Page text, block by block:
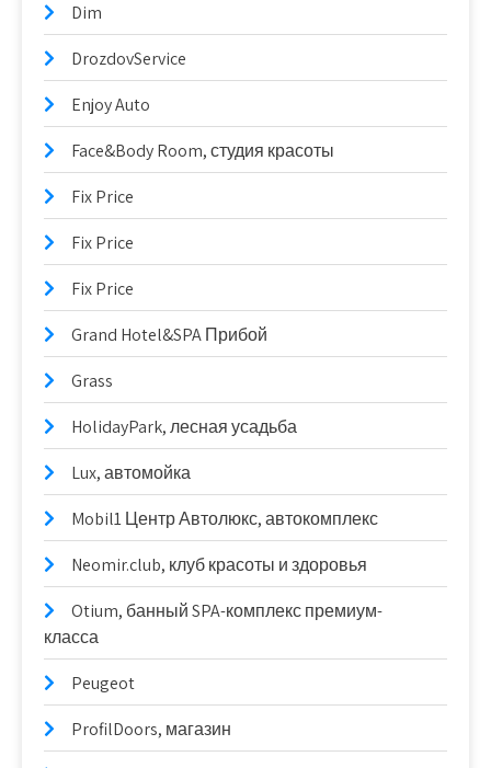
Dim
DrozdovService
Enjoy Auto
Face&Body Room, студия красоты
Fix Price
Fix Price
Fix Price
Grand Hotel&SPA Прибой
Grass
HolidayPark, лесная усадьба
Lux, автомойка
Mobil1 Центр Автолюкс, автокомплекс
Neomir.club, клуб красоты и здоровья
Otium, банный SPA-комплекс премиум-
класса
Peugeot
ProfilDoors, магазин